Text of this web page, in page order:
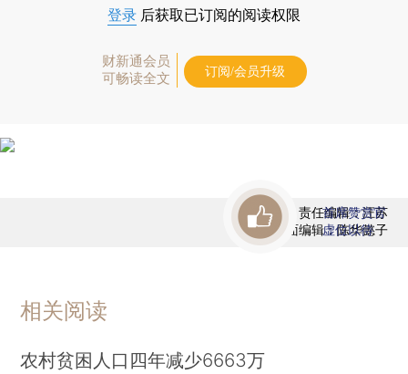
登录 后获取已订阅的阅读权限
财新通会员
可畅读全文
订阅/会员升级
责任编辑：汪苏
版面编辑：陈华懿子
首席赞赏官
虚位以待
相关阅读
农村贫困人口四年减少6663万